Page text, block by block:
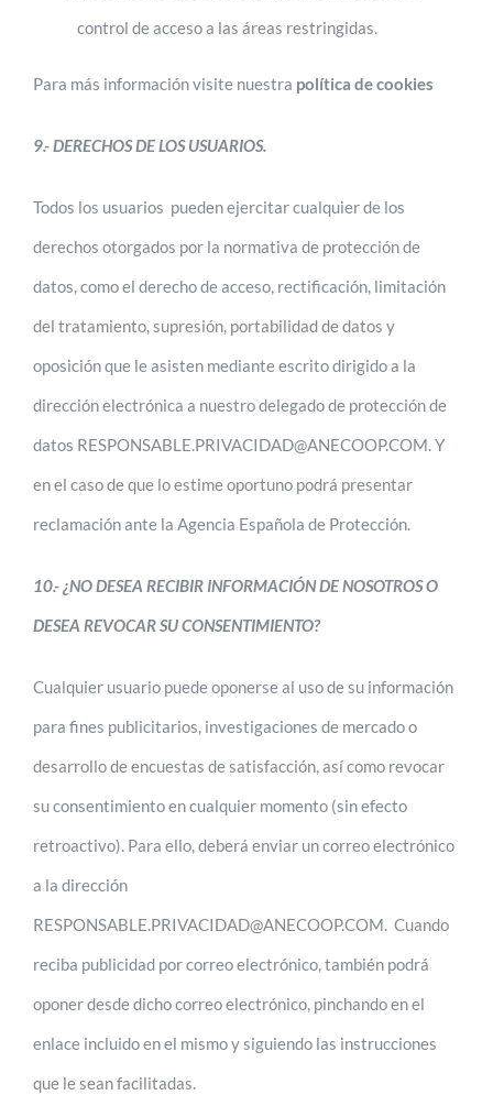
control de acceso a las áreas restringidas.
Para más información visite nuestra política de cookies
9.- DERECHOS DE LOS USUARIOS.
Todos los usuarios pueden ejercitar cualquier de los
derechos otorgados por la normativa de protección de
datos, como el derecho de acceso, rectificación, limitación
del tratamiento, supresión, portabilidad de datos y
oposición que le asisten mediante escrito dirigido a la
dirección electrónica a nuestro delegado de protección de
datos RESPONSABLE.PRIVACIDAD@ANECOOP.COM. Y
en el caso de que lo estime oportuno podrá presentar
reclamación ante la Agencia Española de Protección.
10.- ¿NO DESEA RECIBIR INFORMACIÓN DE NOSOTROS O
DESEA REVOCAR SU CONSENTIMIENTO?
Cualquier usuario puede oponerse al uso de su información
para fines publicitarios, investigaciones de mercado o
desarrollo de encuestas de satisfacción, así como revocar
su consentimiento en cualquier momento (sin efecto
retroactivo). Para ello, deberá enviar un correo electrónico
a la dirección
RESPONSABLE.PRIVACIDAD@ANECOOP.COM. Cuando
reciba publicidad por correo electrónico, también podrá
oponer desde dicho correo electrónico, pinchando en el
enlace incluido en el mismo y siguiendo las instrucciones
que le sean facilitadas.